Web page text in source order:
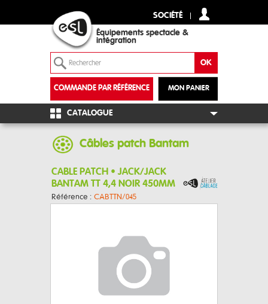
SOCIÉTÉ
Équipements spectacle &
intégration
MON PANIER
COMMANDE PAR RÉFÉRENCE
+
CATALOGUE
Câbles patch Bantam
CABLE PATCH • JACK/JACK
BANTAM TT 4,4 NOIR 450MM
Référence : CABTTN/045